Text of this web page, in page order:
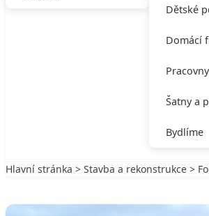
Dětské
Domácí
Pracovny
Šatny a
Bydlíme
Hlavní stránka > Stavba a rekonstrukce >